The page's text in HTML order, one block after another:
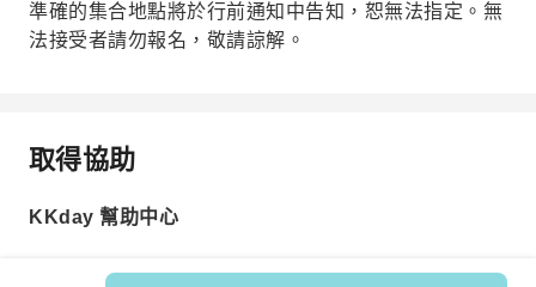
準確的集合地點將於行前通知中告知，恕無法指定。無
法接受者請勿報名，敬請諒解。
取得協助
KKday 幫助中心